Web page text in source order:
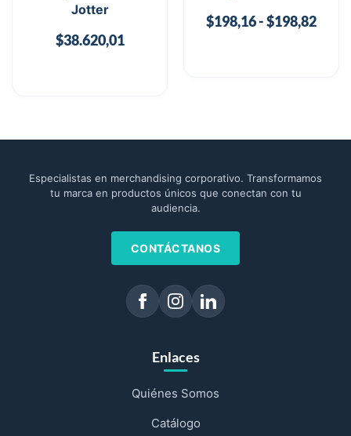
Jotter
$38.620,01
$198,16-$198,82
Especialistas en merchandising corporativo. Transformamos
tu marca en productos únicos que conectan con tu
audiencia.
CONTÁCTANOS
Enlaces
Quiénes Somos
Catálogo